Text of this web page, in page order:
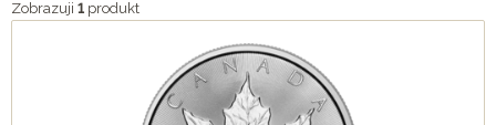
Zobrazuji 1 produkt